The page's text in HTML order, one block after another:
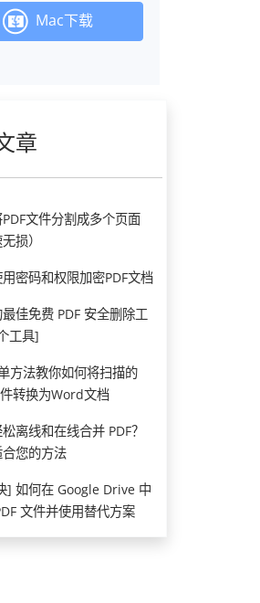
Mac下载
章
文件分割成多个页面
损）
密码和权限加密PDF文档
佳免费 PDF 安全删除工
工具]
方法教你如何将扫描的
转换为Word文档
离线和在线合并 PDF？
您的方法
] 如何在 Google Drive 中
文件并使用替代方案